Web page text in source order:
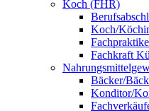
Koch (FHR)
Koch/
Fachkraft
Bäcker/
Konditor/